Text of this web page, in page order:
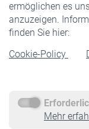
ermöglichen es
anzuzeigen.
finden Sie hier:
Cookie-Policy
Mehr
Rentner
Rentenbeginn
Rente beantragen
Service
Informationen